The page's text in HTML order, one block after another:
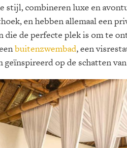
stijl, combineren luxe en
en hebben allemaal een
die de perfecte plek is om te
buitenzwembad, een
op de schatten